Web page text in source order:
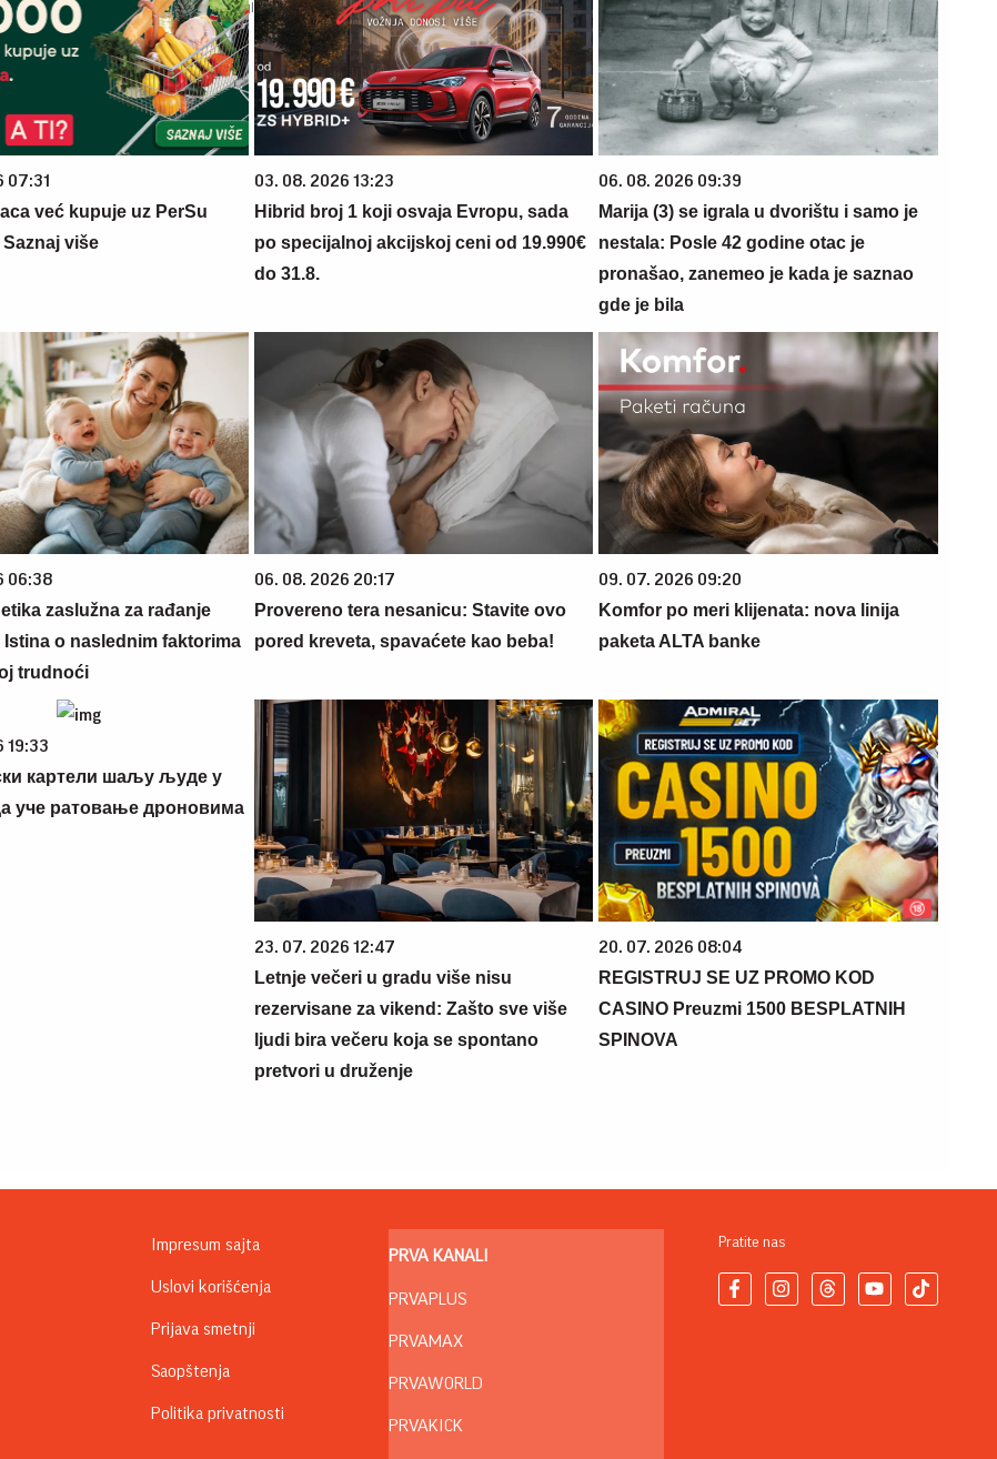
07:31
već kupuje uz PerSu
Saznaj više
03. 08. 2026 13:23
Hibrid broj 1 koji osvaja Evropu, sada
po specijalnoj akcijskoj ceni od 19.990€
do 31.8.
06. 08. 2026 09:39
Marija (3) se igrala u dvorištu i samo je
nestala: Posle 42 godine otac je
pronašao, zanemeo je kada je saznao
gde je bila
06:38
zaslužna za rađanje
Istina o naslednim faktorima
trudnoći
06. 08. 2026 20:17
Provereno tera nesanicu: Stavite ovo
pored kreveta, spavaćete kao beba!
09. 07. 2026 09:20
Komfor po meri klijenata: nova linija
paketa ALTA banke
19:33
картели шаљу људе у
уче ратовање дроновима
23. 07. 2026 12:47
Letnje večeri u gradu više nisu
rezervisane za vikend: Zašto sve više
ljudi bira večeru koja se spontano
pretvori u druženje
20. 07. 2026 08:04
REGISTRUJ SE UZ PROMO KOD
CASINO Preuzmi 1500 BESPLATNIH
SPINOVA
Impresum sajta
Uslovi korišćenja
Prijava smetnji
Saopštenja
Politika privatnosti
PRVA KANALI
PRVAPLUS
PRVAMAX
PRVAWORLD
PRVAKICK
Pratite nas